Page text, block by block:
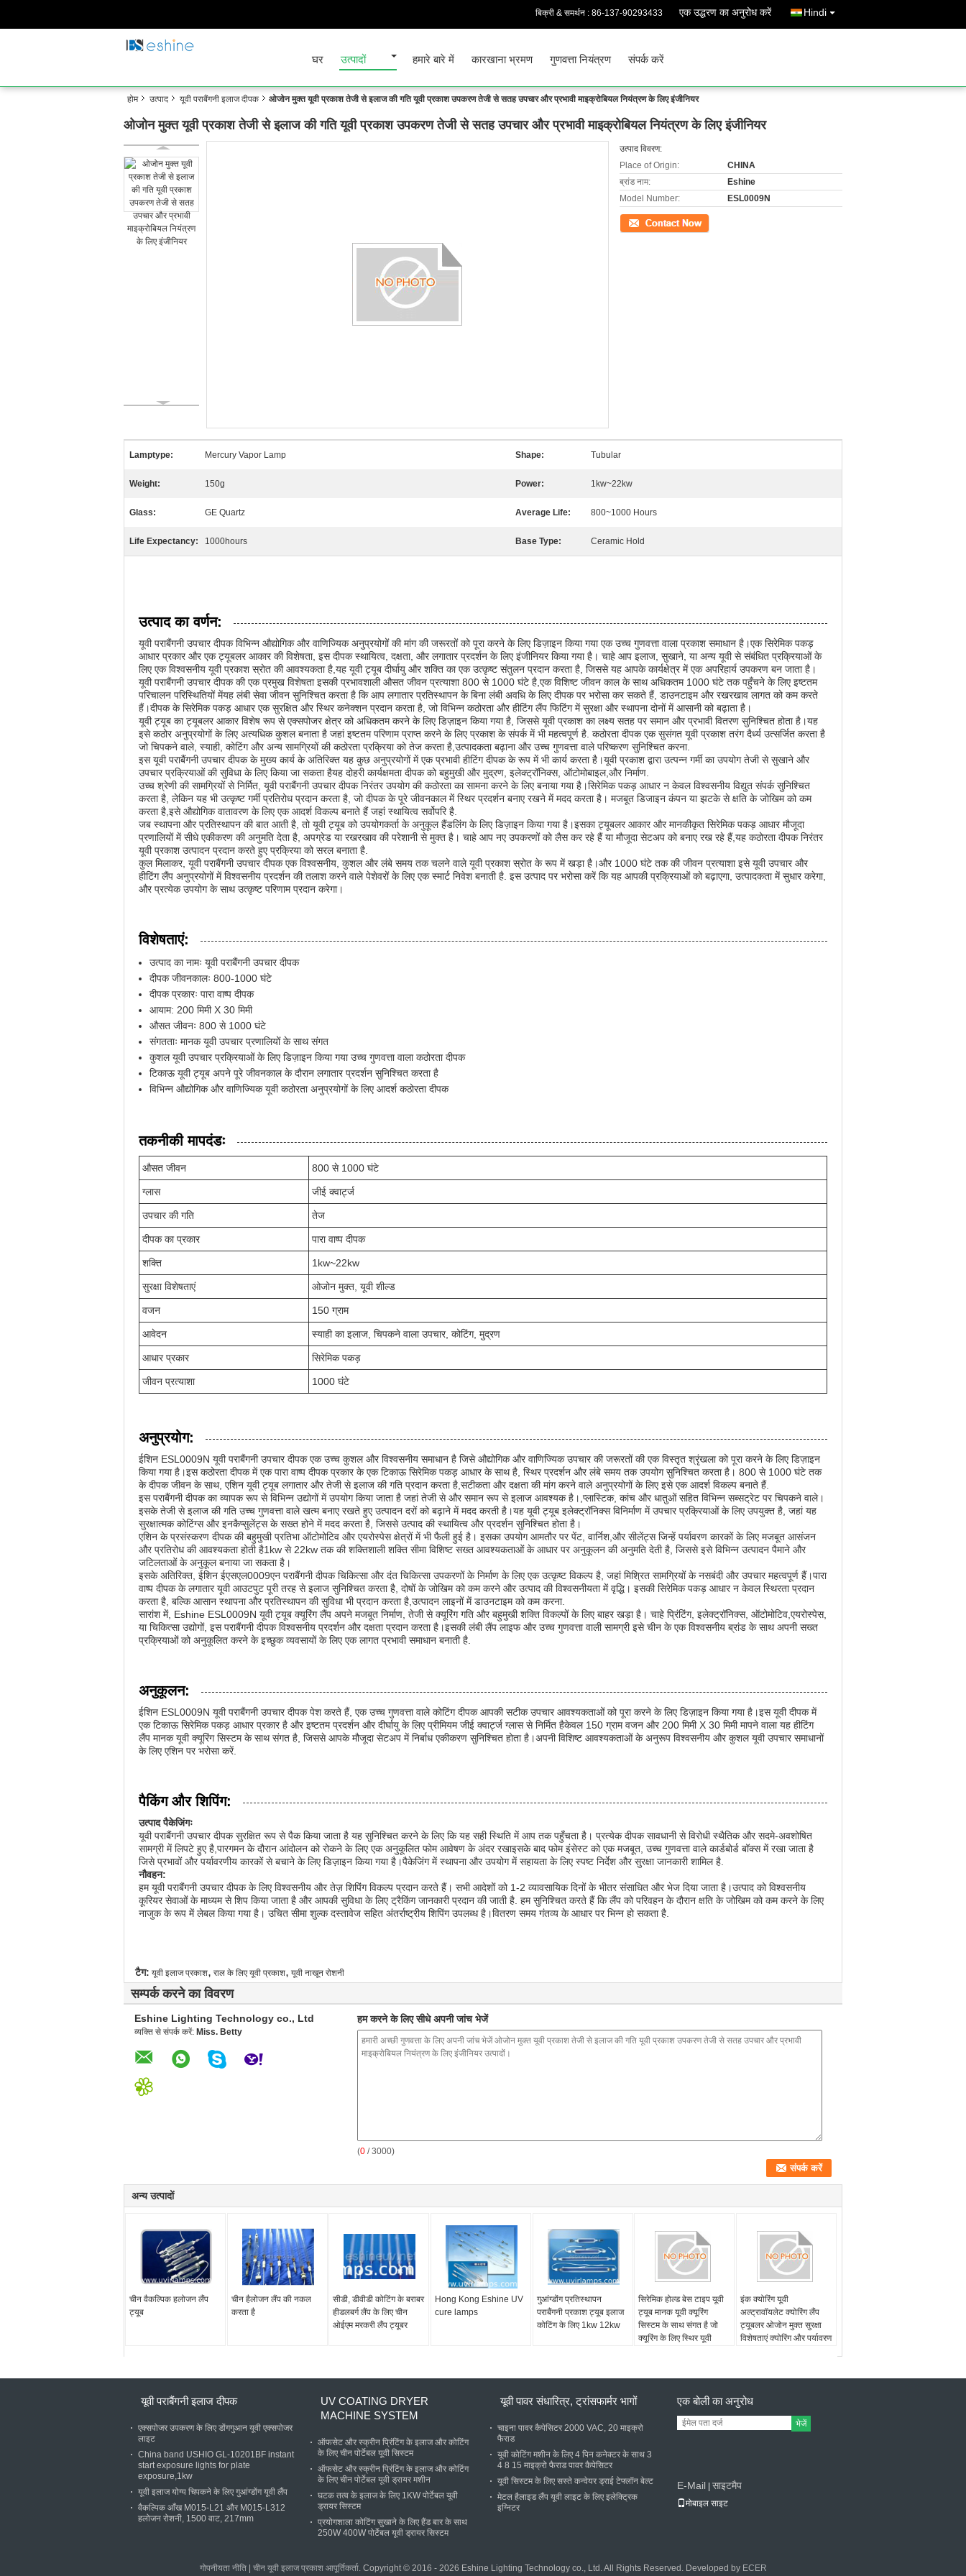
बिक्री & समर्थन : 86-137-90293433 एक उद्धरण का अनुरोध करें Hindi
घर उत्पादों हमारे बारे में कारखाना भ्रमण गुणवत्ता नियंत्रण संपर्क करें
होम उत्पाद यूवी पराबैंगनी इलाज दीपक ओजोन मुक्त यूवी प्रकाश तेजी से इलाज की गति यूवी प्रकाश उपकरण तेजी से सतह उपचार और प्रभावी माइक्रोबियल नियंत्रण के लिए इंजीनियर
ओजोन मुक्त यूवी प्रकाश तेजी से इलाज की गति यूवी प्रकाश उपकरण तेजी से सतह उपचार और प्रभावी माइक्रोबियल नियंत्रण के लिए इंजीनियर
उत्पाद विवरण:
Place of Origin:
CHINA
ब्रांड नाम:
Eshine
Model Number:
ESL0009N
संपर्क करें
Lamptype: Mercury Vapor Lamp Shape: Tubular
Weight: 150g Power: 1kw~22kw
Glass: GE Quartz Average Life: 800~1000 Hours
Life Expectancy: 1000hours Base Type: Ceramic Hold
उत्पाद का वर्णन:
यूवी पराबैंगनी उपचार दीपक विभिन्न औद्योगिक और वाणिज्यिक अनुप्रयोगों की मांग की जरूरतों को पूरा करने के लिए डिज़ाइन किया गया एक उच्च गुणवत्ता वाला प्रकाश समाधान है।एक सिरेमिक पकड़
आधार प्रकार और एक ट्यूबलर आकार की विशेषता, इस दीपक स्थायित्व, दक्षता, और लगातार प्रदर्शन के लिए इंजीनियर किया गया है। चाहे आप इलाज, सुखाने, या अन्य यूवी से संबंधित प्रक्रियाओं के
लिए एक विश्वसनीय यूवी प्रकाश स्रोत की आवश्यकता है,यह यूवी ट्यूब दीर्घायु और शक्ति का एक उत्कृष्ट संतुलन प्रदान करता है, जिससे यह आपके कार्यक्षेत्र में एक अपरिहार्य उपकरण बन जाता है।
यूवी पराबैंगनी उपचार दीपक की एक प्रमुख विशेषता इसकी प्रभावशाली औसत जीवन प्रत्याशा 800 से 1000 घंटे है,एक विशिष्ट जीवन काल के साथ अधिकतम 1000 घंटे तक पहुँचने के लिए इष्टतम
परिचालन परिस्थितियों मेंयह लंबी सेवा जीवन सुनिश्चित करता है कि आप लगातार प्रतिस्थापन के बिना लंबी अवधि के लिए दीपक पर भरोसा कर सकते हैं, डाउनटाइम और रखरखाव लागत को कम करते
हैं।दीपक के सिरेमिक पकड़ आधार एक सुरक्षित और स्थिर कनेक्शन प्रदान करता है, जो विभिन्न कठोरता और हीटिंग लैंप फिटिंग में सुरक्षा और स्थापना दोनों में आसानी को बढ़ाता है।
यूवी ट्यूब का ट्यूबलर आकार विशेष रूप से एक्सपोजर क्षेत्र को अधिकतम करने के लिए डिज़ाइन किया गया है, जिससे यूवी प्रकाश का लक्ष्य सतह पर समान और प्रभावी वितरण सुनिश्चित होता है।यह
इसे कठोर अनुप्रयोगों के लिए अत्यधिक कुशल बनाता है जहां इष्टतम परिणाम प्राप्त करने के लिए प्रकाश के संपर्क में भी महत्वपूर्ण है. कठोरता दीपक एक सुसंगत यूवी प्रकाश तरंग दैर्ध्य उत्सर्जित करता है
जो चिपकने वाले, स्याही, कोटिंग और अन्य सामग्रियों की कठोरता प्रक्रिया को तेज करता है,उत्पादकता बढ़ाना और उच्च गुणवत्ता वाले परिष्करण सुनिश्चित करना.
इस यूवी पराबैंगनी उपचार दीपक के मुख्य कार्य के अतिरिक्त यह कुछ अनुप्रयोगों में एक प्रभावी हीटिंग दीपक के रूप में भी कार्य करता है।यूवी प्रकाश द्वारा उत्पन्न गर्मी का उपयोग तेजी से सुखाने और
उपचार प्रक्रियाओं की सुविधा के लिए किया जा सकता हैयह दोहरी कार्यक्षमता दीपक को बहुमुखी और मुद्रण, इलेक्ट्रॉनिक्स, ऑटोमोबाइल,और निर्माण.
उच्च श्रेणी की सामग्रियों से निर्मित, यूवी पराबैंगनी उपचार दीपक निरंतर उपयोग की कठोरता का सामना करने के लिए बनाया गया है।सिरेमिक पकड़ आधार न केवल विश्वसनीय विद्युत संपर्क सुनिश्चित
करता है, लेकिन यह भी उत्कृष्ट गर्मी प्रतिरोध प्रदान करता है, जो दीपक के पूरे जीवनकाल में स्थिर प्रदर्शन बनाए रखने में मदद करता है। मजबूत डिजाइन कंपन या झटके से क्षति के जोखिम को कम
करता है,इसे औद्योगिक वातावरण के लिए एक आदर्श विकल्प बनाते हैं जहां स्थायित्व सर्वोपरि है.
जब स्थापना और प्रतिस्थापन की बात आती है, तो यूवी ट्यूब को उपयोगकर्ता के अनुकूल हैंडलिंग के लिए डिज़ाइन किया गया है।इसका ट्यूबलर आकार और मानकीकृत सिरेमिक पकड़ आधार मौजूदा
प्रणालियों में सीधे एकीकरण की अनुमति देता है, अपग्रेड या रखरखाव की परेशानी से मुक्त है। चाहे आप नए उपकरणों को लैस कर रहे हैं या मौजूदा सेटअप को बनाए रख रहे हैं,यह कठोरता दीपक निरंतर
यूवी प्रकाश उत्पादन प्रदान करते हुए प्रक्रिया को सरल बनाता है.
कुल मिलाकर, यूवी पराबैंगनी उपचार दीपक एक विश्वसनीय, कुशल और लंबे समय तक चलने वाले यूवी प्रकाश स्रोत के रूप में खड़ा है।और 1000 घंटे तक की जीवन प्रत्याशा इसे यूवी उपचार और
हीटिंग लैंप अनुप्रयोगों में विश्वसनीय प्रदर्शन की तलाश करने वाले पेशेवरों के लिए एक स्मार्ट निवेश बनाती है. इस उत्पाद पर भरोसा करें कि यह आपकी प्रक्रियाओं को बढ़ाएगा, उत्पादकता में सुधार करेगा,
और प्रत्येक उपयोग के साथ उत्कृष्ट परिणाम प्रदान करेगा।
विशेषताएं:
उत्पाद का नामः यूवी पराबैंगनी उपचार दीपक
दीपक जीवनकालः 800-1000 घंटे
दीपक प्रकारः पारा वाष्प दीपक
आयाम: 200 मिमी X 30 मिमी
औसत जीवनः 800 से 1000 घंटे
संगतताः मानक यूवी उपचार प्रणालियों के साथ संगत
कुशल यूवी उपचार प्रक्रियाओं के लिए डिज़ाइन किया गया उच्च गुणवत्ता वाला कठोरता दीपक
टिकाऊ यूवी ट्यूब अपने पूरे जीवनकाल के दौरान लगातार प्रदर्शन सुनिश्चित करता है
विभिन्न औद्योगिक और वाणिज्यिक यूवी कठोरता अनुप्रयोगों के लिए आदर्श कठोरता दीपक
तकनीकी मापदंडः
औसत जीवन 800 से 1000 घंटे
ग्लास जीई क्वार्ट्ज
उपचार की गति तेज
दीपक का प्रकार पारा वाष्प दीपक
शक्ति 1kw~22kw
सुरक्षा विशेषताएं ओजोन मुक्त, यूवी शील्ड
वजन 150 ग्राम
आवेदन स्याही का इलाज, चिपकने वाला उपचार, कोटिंग, मुद्रण
आधार प्रकार सिरेमिक पकड़
जीवन प्रत्याशा 1000 घंटे
अनुप्रयोग:
ईशिन ESL0009N यूवी पराबैंगनी उपचार दीपक एक उच्च कुशल और विश्वसनीय समाधान है जिसे औद्योगिक और वाणिज्यिक उपचार की जरूरतों की एक विस्तृत श्रृंखला को पूरा करने के लिए डिज़ाइन
किया गया है।इस कठोरता दीपक में एक पारा वाष्प दीपक प्रकार के एक टिकाऊ सिरेमिक पकड़ आधार के साथ है, स्थिर प्रदर्शन और लंबे समय तक उपयोग सुनिश्चित करता है। 800 से 1000 घंटे तक
के दीपक जीवन के साथ, एशिन यूवी ट्यूब लगातार और तेजी से इलाज की गति प्रदान करता है,सटीकता और दक्षता की मांग करने वाले अनुप्रयोगों के लिए इसे एक आदर्श विकल्प बनाते हैं.
इस पराबैंगनी दीपक का व्यापक रूप से विभिन्न उद्योगों में उपयोग किया जाता है जहां तेजी से और समान रूप से इलाज आवश्यक है।,प्लास्टिक, कांच और धातुओं सहित विभिन्न सब्सट्रेट पर चिपकने वाले।
इसके तेजी से इलाज की गति उच्च गुणवत्ता वाले खत्म बनाए रखते हुए उत्पादन दरों को बढ़ाने में मदद करती है।यह यूवी ट्यूब इलेक्ट्रॉनिक्स विनिर्माण में उपचार प्रक्रियाओं के लिए उपयुक्त है, जहां यह
सुरक्षात्मक कोटिंग्स और इनकैप्सुलेंट्स के सख्त होने में मदद करता है, जिससे उत्पाद की स्थायित्व और प्रदर्शन सुनिश्चित होता है।
एशिन के प्रसंस्करण दीपक की बहुमुखी प्रतिभा ऑटोमोटिव और एयरोस्पेस क्षेत्रों में भी फैली हुई है। इसका उपयोग आमतौर पर पेंट, वार्निश,और सीलेंट्स जिन्हें पर्यावरण कारकों के लिए मजबूत आसंजन
और प्रतिरोध की आवश्यकता होती है1kw से 22kw तक की शक्तिशाली शक्ति सीमा विशिष्ट सख्त आवश्यकताओं के आधार पर अनुकूलन की अनुमति देती है, जिससे इसे विभिन्न उत्पादन पैमाने और
जटिलताओं के अनुकूल बनाया जा सकता है।
इसके अतिरिक्त, ईशिन ईएसएल0009एन पराबैंगनी दीपक चिकित्सा और दंत चिकित्सा उपकरणों के निर्माण के लिए एक उत्कृष्ट विकल्प है, जहां मिश्रित सामग्रियों के नसबंदी और उपचार महत्वपूर्ण हैं।पारा
वाष्प दीपक के लगातार यूवी आउटपुट पूरी तरह से इलाज सुनिश्चित करता है, दोषों के जोखिम को कम करने और उत्पाद की विश्वसनीयता में वृद्धि। इसकी सिरेमिक पकड़ आधार न केवल स्थिरता प्रदान
करता है, बल्कि आसान स्थापना और प्रतिस्थापन की सुविधा भी प्रदान करता है,उत्पादन लाइनों में डाउनटाइम को कम करना.
सारांश में, Eshine ESL0009N यूवी ट्यूब क्यूरिंग लैंप अपने मजबूत निर्माण, तेजी से क्यूरिंग गति और बहुमुखी शक्ति विकल्पों के लिए बाहर खड़ा है। चाहे प्रिंटिंग, इलेक्ट्रॉनिक्स, ऑटोमोटिव,एयरोस्पेस,
या चिकित्सा उद्योगों, इस पराबैंगनी दीपक विश्वसनीय प्रदर्शन और दक्षता प्रदान करता है।इसकी लंबी लैंप लाइफ और उच्च गुणवत्ता वाली सामग्री इसे चीन के एक विश्वसनीय ब्रांड के साथ अपनी सख्त
प्रक्रियाओं को अनुकूलित करने के इच्छुक व्यवसायों के लिए एक लागत प्रभावी समाधान बनाती है.
अनुकूलन:
ईशिन ESL0009N यूवी पराबैंगनी उपचार दीपक पेश करते हैं, एक उच्च गुणवत्ता वाले कोटिंग दीपक आपकी सटीक उपचार आवश्यकताओं को पूरा करने के लिए डिज़ाइन किया गया है।इस यूवी दीपक में
एक टिकाऊ सिरेमिक पकड़ आधार प्रकार है और इष्टतम प्रदर्शन और दीर्घायु के लिए प्रीमियम जीई क्वार्ट्ज ग्लास से निर्मित हैकेवल 150 ग्राम वजन और 200 मिमी X 30 मिमी मापने वाला यह हीटिंग
लैंप मानक यूवी क्यूरिंग सिस्टम के साथ संगत है, जिससे आपके मौजूदा सेटअप में निर्बाध एकीकरण सुनिश्चित होता है।अपनी विशिष्ट आवश्यकताओं के अनुरूप विश्वसनीय और कुशल यूवी उपचार समाधानों
के लिए एशिन पर भरोसा करें.
पैकिंग और शिपिंग:
उत्पाद पैकेजिंगः
यूवी पराबैंगनी उपचार दीपक सुरक्षित रूप से पैक किया जाता है यह सुनिश्चित करने के लिए कि यह सही स्थिति में आप तक पहुँचता है। प्रत्येक दीपक सावधानी से विरोधी स्थैतिक और सदमे-अवशोषित
सामग्री में लिपटे हुए है,पारगमन के दौरान आंदोलन को रोकने के लिए एक अनुकूलित फोम आवेषण के अंदर रखाइसके बाद फोम इंसेस्ट को एक मजबूत, उच्च गुणवत्ता वाले कार्डबोर्ड बॉक्स में रखा जाता है
जिसे प्रभावों और पर्यावरणीय कारकों से बचाने के लिए डिज़ाइन किया गया है।पैकेजिंग में स्थापना और उपयोग में सहायता के लिए स्पष्ट निर्देश और सुरक्षा जानकारी शामिल है.
नौवहन:
हम यूवी पराबैंगनी उपचार दीपक के लिए विश्वसनीय और तेज़ शिपिंग विकल्प प्रदान करते हैं। सभी आदेशों को 1-2 व्यावसायिक दिनों के भीतर संसाधित और भेज दिया जाता है।उत्पाद को विश्वसनीय
कूरियर सेवाओं के माध्यम से शिप किया जाता है और आपकी सुविधा के लिए ट्रैकिंग जानकारी प्रदान की जाती है. हम सुनिश्चित करते हैं कि लैंप को परिवहन के दौरान क्षति के जोखिम को कम करने के लिए
नाजुक के रूप में लेबल किया गया है। उचित सीमा शुल्क दस्तावेज सहित अंतर्राष्ट्रीय शिपिंग उपलब्ध है।वितरण समय गंतव्य के आधार पर भिन्न हो सकता है.
टैग: यूवी इलाज प्रकाश, राल के लिए यूवी प्रकाश, यूवी नाखून रोशनी
सम्पर्क करने का विवरण
Eshine Lighting Technology co., Ltd
व्यक्ति से संपर्क करें: Miss. Betty
हम करने के लिए सीधे अपनी जांच भेजें
(0 / 3000)
अन्य उत्पादों
चीन वैकल्पिक हलोजन लैंप
ट्यूब
चीन हैलोजन लैंप की नकल
करता है
सीडी, डीवीडी कोटिंग के बराबर
हीडलबर्ग लैंप के लिए चीन
ओईएम मरकरी लैंप ट्यूबर
Hong Kong Eshine UV
cure lamps
गुआंग्डोंग प्रतिस्थापन
पराबैंगनी प्रकाश ट्यूब इलाज
कोटिंग के लिए 1kw 12kw
सिरेमिक होल्ड बेस टाइप यूवी
ट्यूब मानक यूवी क्यूरिंग
सिस्टम के साथ संगत है जो
क्यूरिंग के लिए स्थिर यूवी
इंक क्योरिंग यूवी
अल्ट्रावॉयलेट क्योरिंग लैंप
ट्यूबलर ओजोन मुक्त सुरक्षा
विशेषताएं क्योरिंग और पर्यावरण
यूवी पराबैंगनी इलाज दीपक
एक्सपोजर उपकरण के लिए डोंगगुआन यूवी एक्सपोजर
लाइट
China band USHIO GL-10201BF instant
start exposure lights for plate
exposure,1kw
यूवी इलाज योग्य चिपकने के लिए गुआंग्डोंग यूवी लैंप
वैकल्पिक आँख M015-L21 और M015-L312
हलोजन रोशनी, 1500 वाट, 217mm
UV COATING DRYER
MACHINE SYSTEM
ऑफसेट और स्क्रीन प्रिंटिंग के इलाज और कोटिंग
के लिए चीन पोर्टेबल यूवी सिस्टम
ऑफसेट और स्क्रीन प्रिंटिंग के इलाज और कोटिंग
के लिए चीन पोर्टेबल यूवी ड्रायर मशीन
घटक तत्व के इलाज के लिए 1KW पोर्टेबल यूवी
ड्रायर सिस्टम
प्रयोगशाला कोटिंग सुखाने के लिए हैंड बार के साथ
250W 400W पोर्टेबल यूवी ड्रायर सिस्टम
यूवी पावर संधारित्र, ट्रांसफार्मर भागों
चाइना पावर कैपेसिटर 2000 VAC, 20 माइक्रो
फैराड
यूवी कोटिंग मशीन के लिए 4 पिन कनेक्टर के साथ 3
4 8 15 माइक्रो फैराड पावर कैपेसिटर
यूवी सिस्टम के लिए सस्ते कन्वेयर ड्राई टेफ्लॉन बेल्ट
मेटल हैलाइड लैंप यूवी लाइट के लिए इलेक्ट्रिक
इग्निटर
एक बोली का अनुरोध
भेजें
E-Mail साइटमैप
मोबाइल साइट
गोपनीयता नीति| चीन यूवी इलाज प्रकाश आपूर्तिकर्ता. Copyright © 2016 - 2026 Eshine Lighting Technology co., Ltd. All Rights Reserved. Developed by ECER